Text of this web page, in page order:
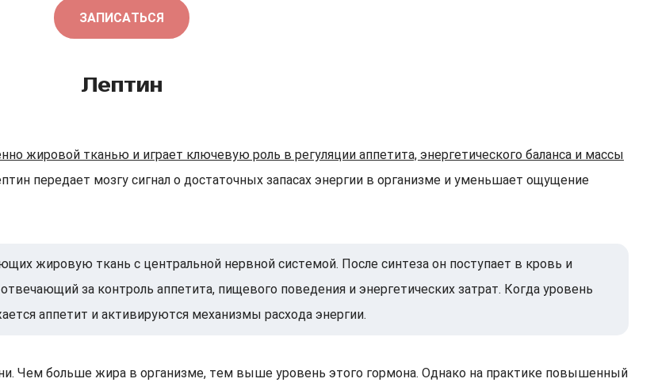
ЗАПИСАТЬСЯ
Лептин
жировой тканью и играет ключевую роль в регуляции аппетита, энергетического баланса и массы
передает мозгу сигнал о достаточных запасах энергии в организме и уменьшает ощущение
жировую ткань с центральной нервной системой. После синтеза он поступает в кровь и
за контроль аппетита, пищевого поведения и энергетических затрат. Когда уровень
аппетит и активируются механизмы расхода энергии.
Чем больше жира в организме, тем выше уровень этого гормона. Однако на практике повышенный